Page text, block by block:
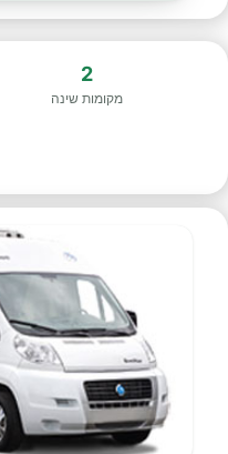
2
מקומות שינה